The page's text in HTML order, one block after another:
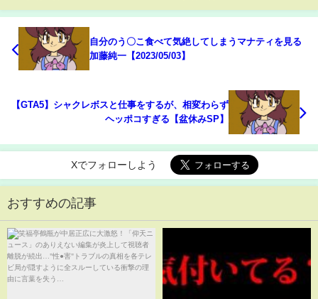
自分のう〇こ食べて気絶してしまうマナティを見る
加藤純一【2023/05/03】
【GTA5】シャクレボスと仕事をするが、相変わらず
ヘッポコすぎる【盆休みSP】
Xでフォローしよう
おすすめの記事